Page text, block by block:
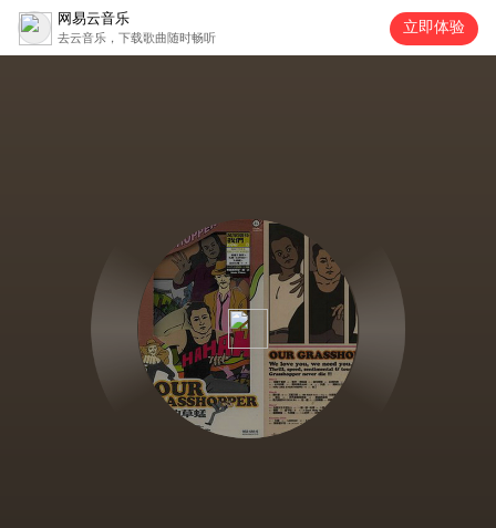
网易云音乐
去云音乐，下载歌曲随时畅听
立即体验